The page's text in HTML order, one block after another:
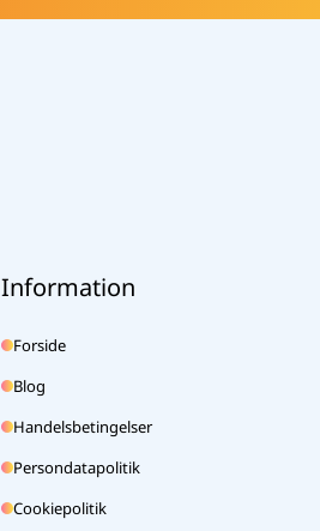
Information
Forside
Blog
Handelsbetingelser
Persondatapolitik
Cookiepolitik